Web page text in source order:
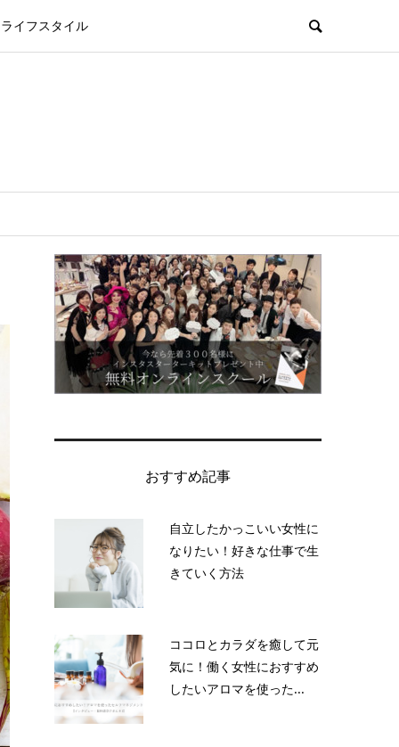
ライフスタイル
おすすめ記事
自立したかっこいい女性に
なりたい！好きな仕事で生
きていく方法
ココロとカラダを癒して元
気に！働く女性におすすめ
したいアロマを使った...